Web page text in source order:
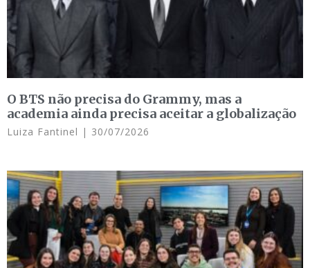
O BTS não precisa do Grammy, mas a
academia ainda precisa aceitar a globalização
Luiza Fantinel 30/07/2026